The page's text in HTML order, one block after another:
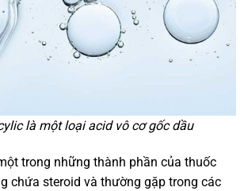
là một loại acid vô cơ gốc dầu
trong những thành phần của thuốc
chứa steroid và thường gặp trong các